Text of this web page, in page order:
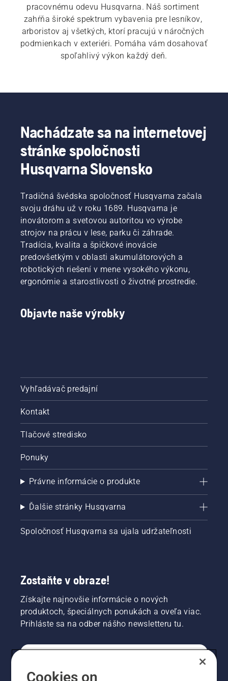
pracovnému odevu Husqvarna. Náš sortiment
zahŕňa široké spektrum vybavenia pre lesníkov,
arboristov aj všetkých, ktorí pracujú v náročných
podmienkach v exteriéri. Pomáha vám dosahovať
spoľahlivý výkon každý deň.
Nachádzate sa na internetovej
stránke spoločnosti
Husqvarna Slovensko
Tradičná švédska spoločnosť Husqvarna začala
svoju dráhu už v roku 1689. Husqvarna je
inovátorom a svetovou autoritou vo výrobe
strojov na prácu v lese, parku či záhrade.
Tradícia, kvalita a špičkové inovácie
predovšetkým v oblasti akumulátorových a
robotických riešení v mene vysokého výkonu,
ergonómie a starostlivosti o životné prostredie.
Objavte naše výrobky
Vyhľadávač predajní
Kontakt
Tlačové stredisko
Ponuky
Právne informácie o produkte
Ďalšie stránky Husqvarna
Spoločnosť Husqvarna sa ujala udržateľnosti
Zostaňte v obraze!
Získajte najnovšie informácie o nových
produktoch, špeciálnych ponukách a oveľa viac.
Prihláste sa na odber nášho newsletteru tu.
Cookies on